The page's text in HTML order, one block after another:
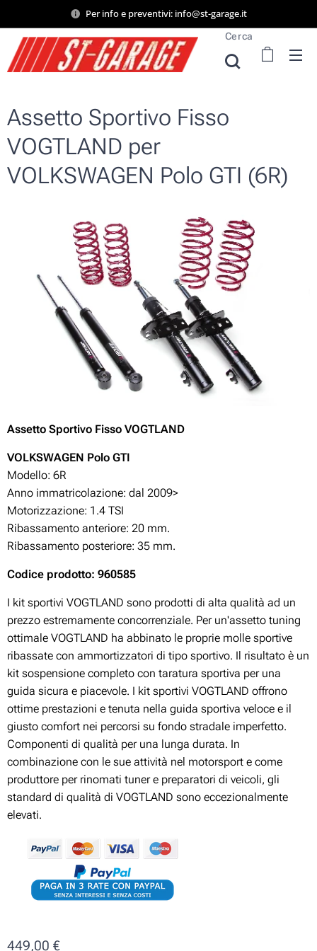
Per info e preventivi: info@st-garage.it
Cerca
Assetto Sportivo Fisso
VOGTLAND per
VOLKSWAGEN Polo GTI (6R)
Assetto Sportivo Fisso VOGTLAND
VOLKSWAGEN Polo GTI
Modello: 6R
Anno immatricolazione: dal 2009>
Motorizzazione: 1.4 TSI
Ribassamento anteriore: 20 mm.
Ribassamento posteriore: 35 mm.
Codice prodotto: 960585
I kit sportivi VOGTLAND sono prodotti di alta qualità ad un
prezzo estremamente concorrenziale. Per un'assetto tuning
ottimale VOGTLAND ha abbinato le proprie molle sportive
ribassate con ammortizzatori di tipo sportivo. Il risultato è un
kit sospensione completo con taratura sportiva per una
guida sicura e piacevole. I kit sportivi VOGTLAND offrono
ottime prestazioni e tenuta nella guida sportiva veloce e il
giusto comfort nei percorsi su fondo stradale imperfetto.
Componenti di qualità per una lunga durata. In
combinazione con le sue attività nel motorsport e come
produttore per rinomati tuner e preparatori di veicoli, gli
standard di qualità di VOGTLAND sono eccezionalmente
elevati.
449,00 €